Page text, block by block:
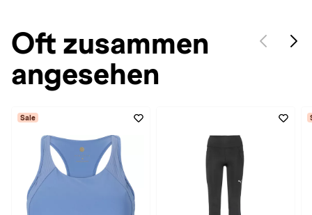
Oft zusammen
angesehen
Sale